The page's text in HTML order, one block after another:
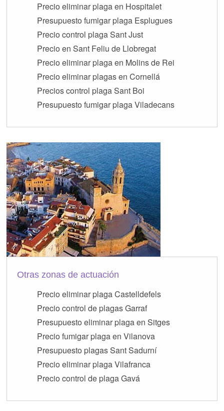
Precio eliminar plaga en Hospitalet
Presupuesto fumigar plaga Esplugues
Precio control plaga Sant Just
Precio en Sant Feliu de Llobregat
Precio eliminar plaga en Molins de Rei
Precio eliminar plagas en Cornellá
Precios control plaga Sant Boi
Presupuesto fumigar plaga Viladecans
Otras zonas de actuación
Precio eliminar plaga Castelldefels
Precio control de plagas Garraf
Presupuesto eliminar plaga en Sitges
Precio fumigar plaga en Vilanova
Presupuesto plagas Sant Sadurní
Precio eliminar plaga Vilafranca
Precio control de plaga Gavá